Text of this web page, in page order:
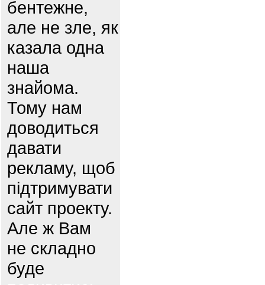
бентежне,
але не зле, як
казала одна
наша
знайома.
Тому нам
доводиться
давати
рекламу, щоб
підтримувати
сайт проекту.
Але ж Вам
не складно
буде